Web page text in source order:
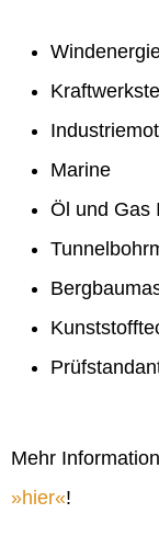
Marine
Öl und Gas
Mehr
hier !